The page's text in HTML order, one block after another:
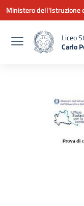
Vai ai contenuti
Vai al menu di
Vai al footer
Ministero dell'Istruzione
Liceo
Carlo